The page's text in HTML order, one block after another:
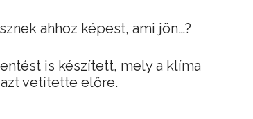
ahhoz képest, ami jön…?
is készített, mely a klíma
vetítette előre.